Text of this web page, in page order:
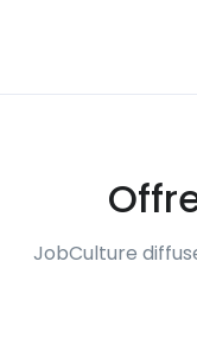
JobCulture